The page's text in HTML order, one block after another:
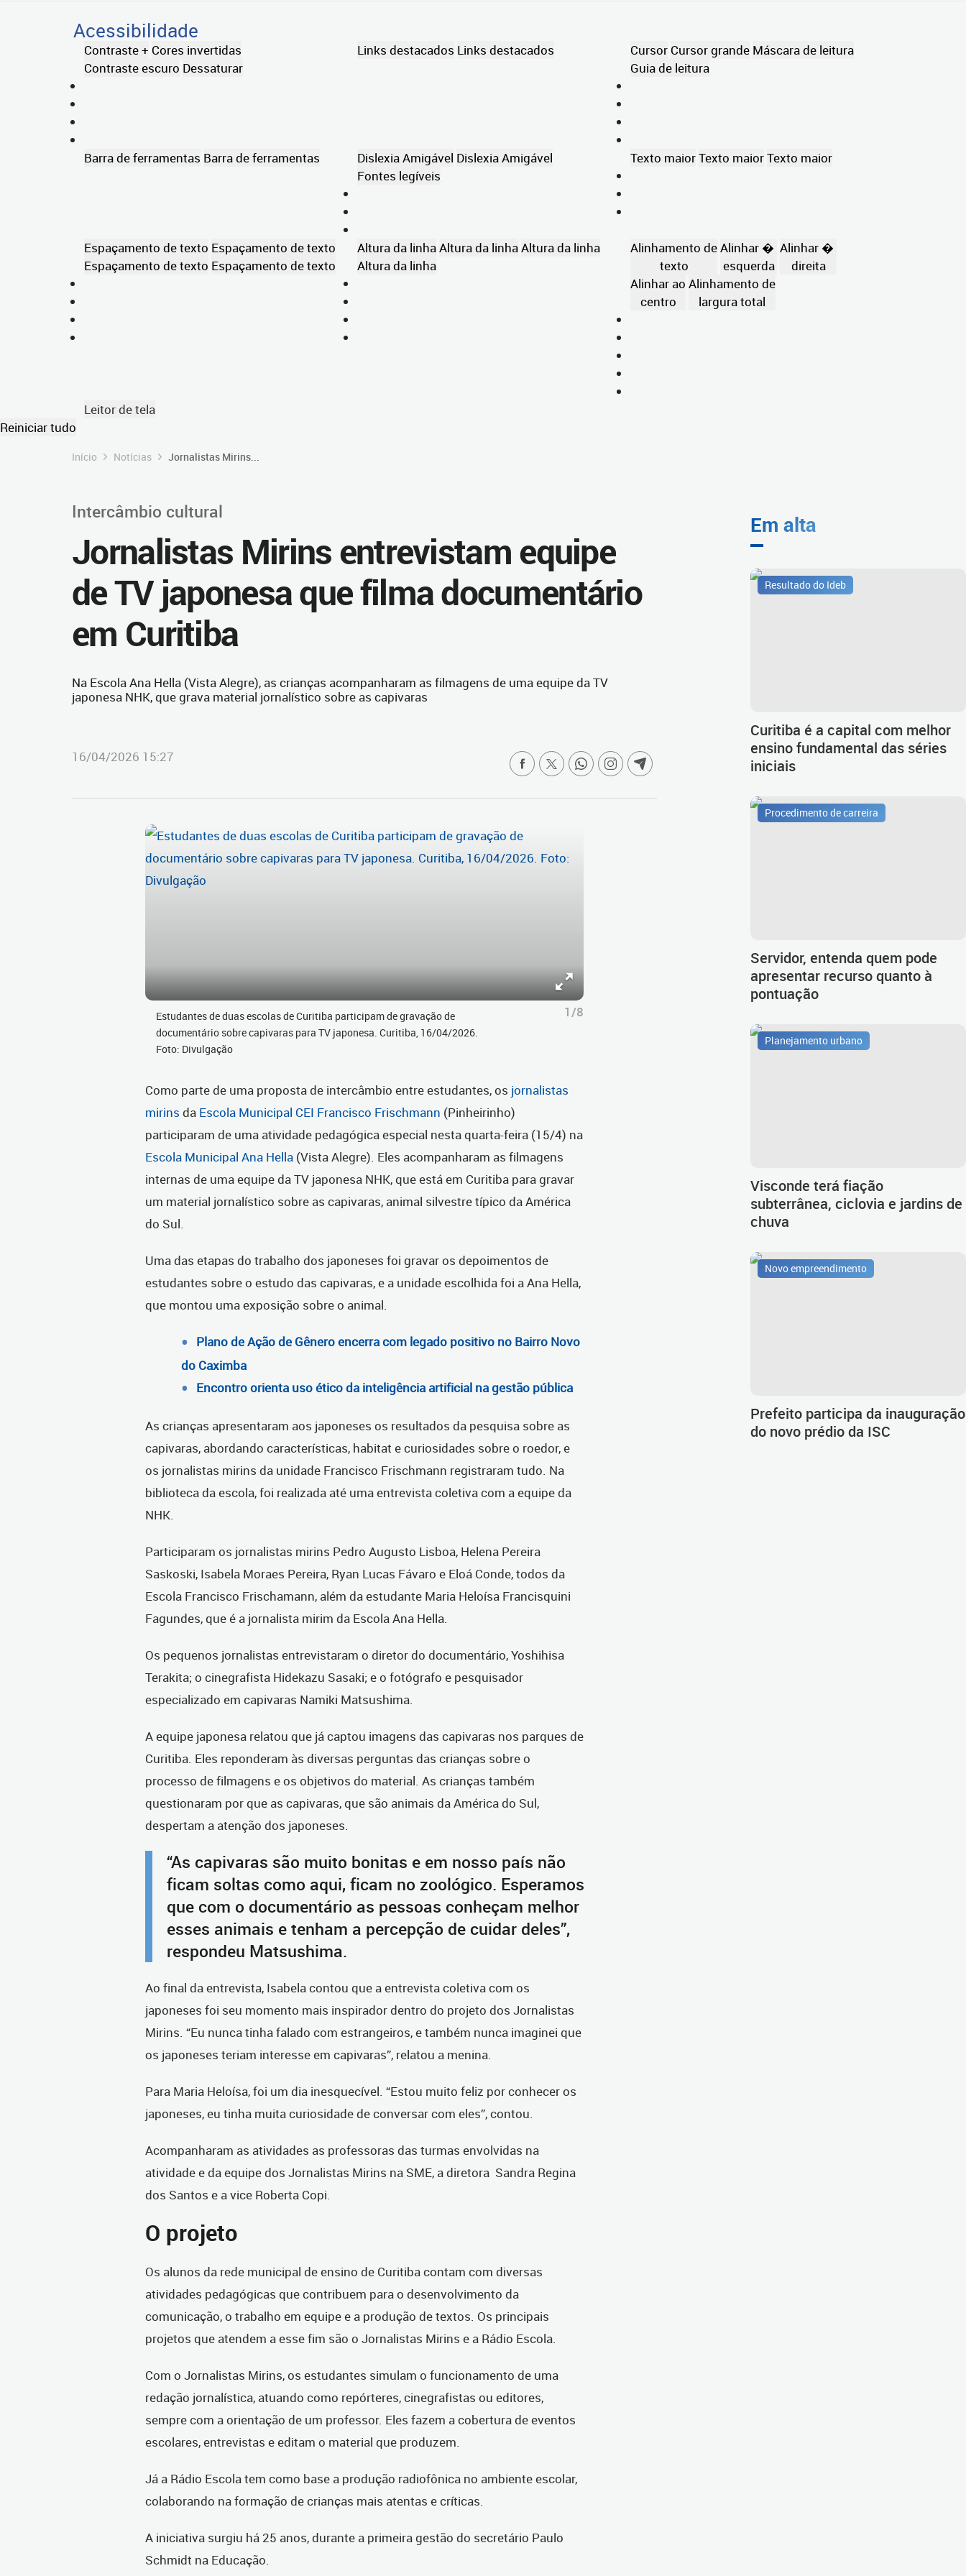
Acessibilidade
Contraste + Cores invertidas
Contraste escuro Dessaturar
Links destacados Links destacados Cursor Cursor grande Máscara de leitura
Guia de leitura
Barra de ferramentas Barra de ferramentas Dislexia Amigável Dislexia Amigável
Fontes legíveis
Texto maiorTexto maiorTexto maior
Espaçamento de texto Espaçamento de texto
Espaçamento de texto Espaçamento de texto
Altura da linhaAltura da linhaAltura da linha
Altura da linha
Alinhamento de
texto
Alinhar �
esquerda
Alinhar �
direita
Alinhar ao
centro
Alinhamento de
largura total
Leitor de tela
Reiniciar tudo
Início Notícias Jornalistas Mirins...
Intercâmbio cultural
Jornalistas Mirins entrevistam equipe
de TV japonesa que filma documentário
em Curitiba
Na Escola Ana Hella (Vista Alegre), as crianças acompanharam as filmagens de uma equipe da TV
japonesa NHK, que grava material jornalístico sobre as capivaras
16/04/2026 15:27
Estudantes de duas escolas de Curitiba participam de gravação de
documentário sobre capivaras para TV japonesa. Curitiba, 16/04/2026.
Foto: Divulgação
1/8
Como parte de uma proposta de intercâmbio entre estudantes, os jornalistas
mirins da Escola Municipal CEI Francisco Frischmann (Pinheirinho)
participaram de uma atividade pedagógica especial nesta quarta-feira (15/4) na
Escola Municipal Ana Hella (Vista Alegre). Eles acompanharam as filmagens
internas de uma equipe da TV japonesa NHK, que está em Curitiba para gravar
um material jornalístico sobre as capivaras, animal silvestre típico da América
do Sul.
Uma das etapas do trabalho dos japoneses foi gravar os depoimentos de
estudantes sobre o estudo das capivaras, e a unidade escolhida foi a Ana Hella,
que montou uma exposição sobre o animal.
Plano de Ação de Gênero encerra com legado positivo no Bairro Novo
do Caximba
Encontro orienta uso ético da inteligência artificial na gestão pública
As crianças apresentaram aos japoneses os resultados da pesquisa sobre as
capivaras, abordando características, habitat e curiosidades sobre o roedor, e
os jornalistas mirins da unidade Francisco Frischmann registraram tudo. Na
biblioteca da escola, foi realizada até uma entrevista coletiva com a equipe da
NHK.
Participaram os jornalistas mirins Pedro Augusto Lisboa, Helena Pereira
Saskoski, Isabela Moraes Pereira, Ryan Lucas Fávaro e Eloá Conde, todos da
Escola Francisco Frischamann, além da estudante Maria Heloísa Francisquini
Fagundes, que é a jornalista mirim da Escola Ana Hella.
Os pequenos jornalistas entrevistaram o diretor do documentário, Yoshihisa
Terakita; o cinegrafista Hidekazu Sasaki; e o fotógrafo e pesquisador
especializado em capivaras Namiki Matsushima.
A equipe japonesa relatou que já captou imagens das capivaras nos parques de
Curitiba. Eles reponderam às diversas perguntas das crianças sobre o
processo de filmagens e os objetivos do material. As crianças também
questionaram por que as capivaras, que são animais da América do Sul,
despertam a atenção dos japoneses.
“As capivaras são muito bonitas e em nosso país não
ficam soltas como aqui, ficam no zoológico. Esperamos
que com o documentário as pessoas conheçam melhor
esses animais e tenham a percepção de cuidar deles”,
respondeu Matsushima.
Ao final da entrevista, Isabela contou que a entrevista coletiva com os
japoneses foi seu momento mais inspirador dentro do projeto dos Jornalistas
Mirins. “Eu nunca tinha falado com estrangeiros, e também nunca imaginei que
os japoneses teriam interesse em capivaras”, relatou a menina.
Para Maria Heloísa, foi um dia inesquecível. “Estou muito feliz por conhecer os
japoneses, eu tinha muita curiosidade de conversar com eles”, contou.
Acompanharam as atividades as professoras das turmas envolvidas na
atividade e da equipe dos Jornalistas Mirins na SME, a diretora Sandra Regina
dos Santos e a vice Roberta Copi.
O projeto
Os alunos da rede municipal de ensino de Curitiba contam com diversas
atividades pedagógicas que contribuem para o desenvolvimento da
comunicação, o trabalho em equipe e a produção de textos. Os principais
projetos que atendem a esse fim são o Jornalistas Mirins e a Rádio Escola.
Com o Jornalistas Mirins, os estudantes simulam o funcionamento de uma
redação jornalística, atuando como repórteres, cinegrafistas ou editores,
sempre com a orientação de um professor. Eles fazem a cobertura de eventos
escolares, entrevistas e editam o material que produzem.
Já a Rádio Escola tem como base a produção radiofônica no ambiente escolar,
colaborando na formação de crianças mais atentas e críticas.
A iniciativa surgiu há 25 anos, durante a primeira gestão do secretário Paulo
Schmidt na Educação.
Em alta
Resultado do Ideb
Curitiba é a capital com melhor
ensino fundamental das séries
iniciais
Procedimento de carreira
Servidor, entenda quem pode
apresentar recurso quanto à
pontuação
Planejamento urbano
Visconde terá fiação
subterrânea, ciclovia e jardins de
chuva
Novo empreendimento
Prefeito participa da inauguração
do novo prédio da ISC